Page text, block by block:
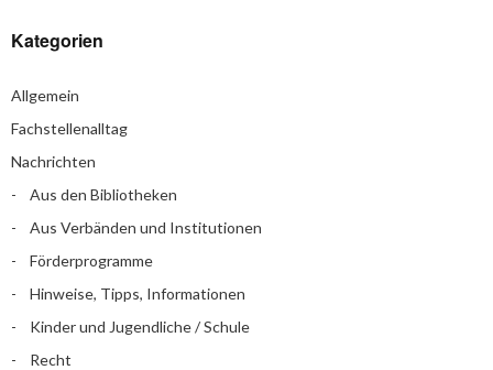
Kategorien
Allgemein
Fachstellenalltag
Nachrichten
Aus den Bibliotheken
Aus Verbänden und Institutionen
Förderprogramme
Hinweise, Tipps, Informationen
Kinder und Jugendliche / Schule
Recht